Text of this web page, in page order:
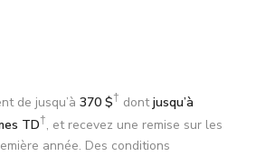
de jusqu’à 370 $† dontjusqu’à
TD†, et recevez une remise sur les
année. Des conditions